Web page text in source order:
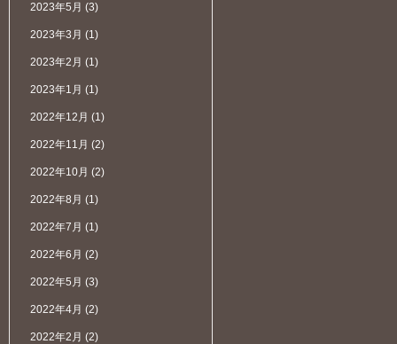
2023年5月 (3)
2023年3月 (1)
2023年2月 (1)
2023年1月 (1)
2022年12月 (1)
2022年11月 (2)
2022年10月 (2)
2022年8月 (1)
2022年7月 (1)
2022年6月 (2)
2022年5月 (3)
2022年4月 (2)
2022年2月 (2)